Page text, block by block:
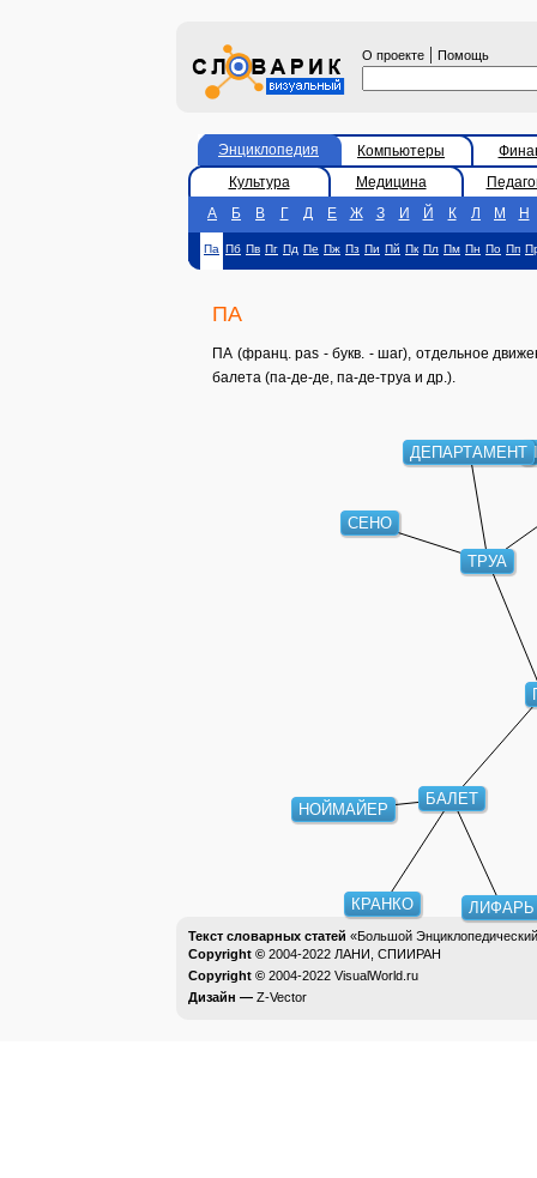
О проекте | Помощь
Энциклопедия Компьютеры
Культура
Медицина
А
Б В Г Д Е Ж З И Й К Л М Н
Па Пб Пв Пг Пд Пе Пж Пз Пи Пй Пк Пл Пм Пн По Пп
ПА
ПА (франц. pas - букв. - шаг), отдельное
балета (па-де-де, па-де-труа и др.).
ТРУА
БАЛЕТ
СЕНО
ДЕПАРТАМЕНТ
НОЙМАЙЕР
КРАНКО ЛИФАРЬ
Текст словарных статей «Большой
Copyright © 2004-2022 ЛАНИ, СПИИРАН
Copyright © 2004-2022 VisualWorld.ru
Дизайн — Z-Vector